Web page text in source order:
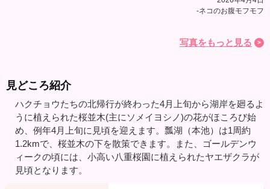
-ネコのお腹モフモフ
写真をもっと見る
見どころ紹介
ハクチョウたちの北帰行が終わった4月上旬から湖岸を廻るよ
うに植えられた桜並木(主にソメイヨシノ)の花がほころび始
め、例年4月上旬に見頃を迎えます。瓢湖（本池）は1周約
1.2kmで、桜並木の下を散策できます。また、ゴールデンウ
ィークの頃には、小高い八重桜園に植えられたヤエザクラが
見頃となります。